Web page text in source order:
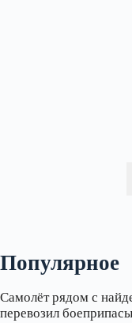
Популярное
Самолёт рядом с
перевозил